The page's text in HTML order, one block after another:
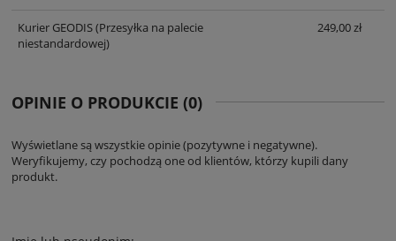
Kurier GEODIS(Przesyłka na palecie
niestandardowej)
249,00 zł
OPINIE O PRODUKCIE (0)
Wyświetlane są wszystkie opinie (pozytywne i negatywne).
Weryfikujemy, czy pochodzą one od klientów, którzy kupili dany
produkt.